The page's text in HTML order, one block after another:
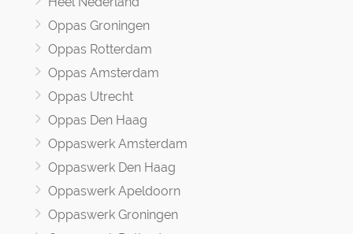
Oppas Groningen
Oppas Rotterdam
Oppas Amsterdam
Oppas Utrecht
Oppas Den Haag
Oppaswerk Amsterdam
Oppaswerk Den Haag
Oppaswerk Apeldoorn
Oppaswerk Groningen